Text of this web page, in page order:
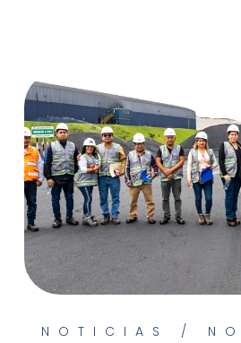
NOTICIAS /